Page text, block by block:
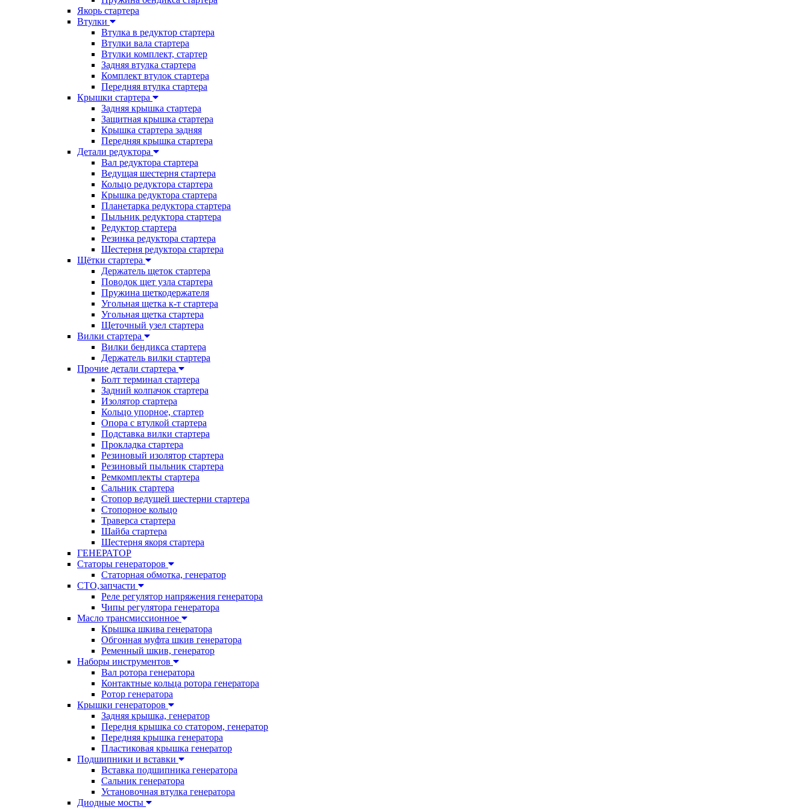
Якорь стартера
Втулки
Втулка в редуктор стартера
Втулки вала стартера
Втулки комплект, стартер
Задняя втулка стартера
Комплект втулок стартера
Передняя втулка стартера
Крышки стартера
Задняя крышка стартера
Защитная крышка стартера
Крышка стартера задняя
Передняя крышка стартера
Детали редуктора
Вал редуктора стартера
Ведущая шестерня стартера
Кольцо редуктора стартера
Крышка редуктора стартера
Планетарка редуктора стартера
Пыльник редуктора стартера
Редуктор стартера
Резинка редуктора стартера
Шестерня редуктора стартера
Щётки стартера
Держатель щеток стартера
Поводок щет узла стартера
Пружина щеткодержателя
Угольная щетка к-т стартера
Угольная щетка стартера
Щеточный узел стартера
Вилки стартера
Вилки бендикса стартера
Держатель вилки стартера
Прочие детали стартера
Болт терминал стартера
Задний колпачок стартера
Изолятор стартера
Кольцо упорное, стартер
Опора с втулкой стартера
Подставка вилки стартера
Прокладка стартера
Резиновый изолятор стартера
Резиновый пыльник стартера
Ремкомплекты стартера
Сальник стартера
Стопор ведущей шестерни стартера
Стопорное кольцо
Траверса стартера
Шайба стартера
Шестерня якоря стартера
ГЕНЕРАТОР
Статоры генераторов
Статорная обмотка, генератор
СТО,запчасти
Реле регулятор напряжения генератора
Чипы регулятора генератора
Масло трансмиссионное
Крышка шкива генератора
Обгонная муфта шкив генератора
Ременный шкив, генератор
Наборы инструментов
Вал ротора генератора
Контактные кольца ротора генератора
Ротор генератора
Крышки генераторов
Задняя крышка, генератор
Передня крышка со статором, генератор
Передняя крышка генератора
Пластиковая крышка генератор
Подшипники и вставки
Вставка подшипника генератора
Сальник генератора
Установочная втулка генератора
Диодные мосты